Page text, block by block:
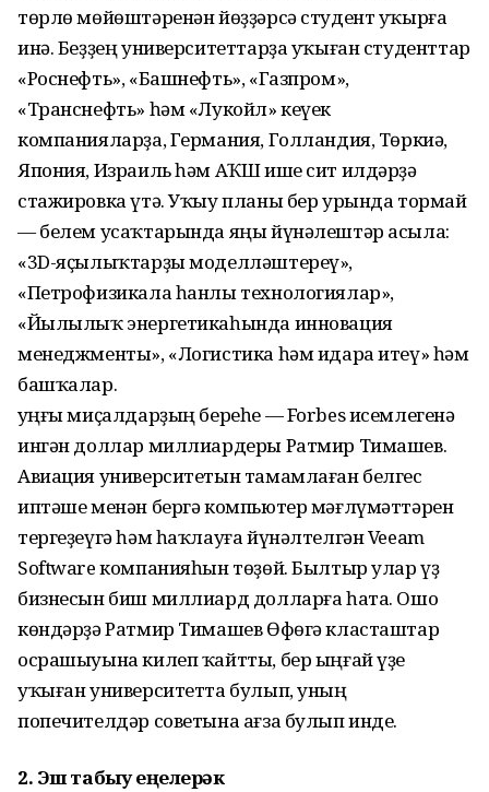
төрлө мөйөштәренән йөҙҙәрсә студент уҡырға
инә. Беҙҙең университеттарҙа уҡыған студенттар
«Роснефть», «Башнефть», «Газпром»,
«Транснефть» һәм «Лукойл» кеүек
компанияларҙа, Германия, Голландия, Төркиә,
Япония, Израиль һәм АҠШ ише сит илдәрҙә
стажировка үтә. Уҡыу планы бер урында тормай
— белем усаҡтарында яңы йүнәлештәр асыла:
«3D-яҫылыҡтарҙы моделләштереү»,
«Петрофизикала һанлы технологиялар»,
«Йылылыҡ энергетикаһында инновация
менеджменты», «Логистика һәм идара итеү» һәм
башҡалар.
Һуңғы миҫалдарҙың береһе — Forbes исемлегенә
ингән доллар миллиардеры Ратмир Тимашев.
Авиация университетын тамамлаған белгес
иптәше менән бергә компьютер мәғлүмәттәрен
тергеҙеүгә һәм һаҡлауға йүнәлтелгән Veeam
Software компанияһын төҙөй. Былтыр улар үҙ
бизнесын биш миллиард долларға һата. Ошо
көндәрҙә Ратмир Тимашев Өфөгә класташтар
осрашыуына килеп ҡайтты, бер ыңғай үҙе
уҡыған университетта булып, уның
попечителдәр советына ағза булып инде.
2. Эш табыу еңелерәк